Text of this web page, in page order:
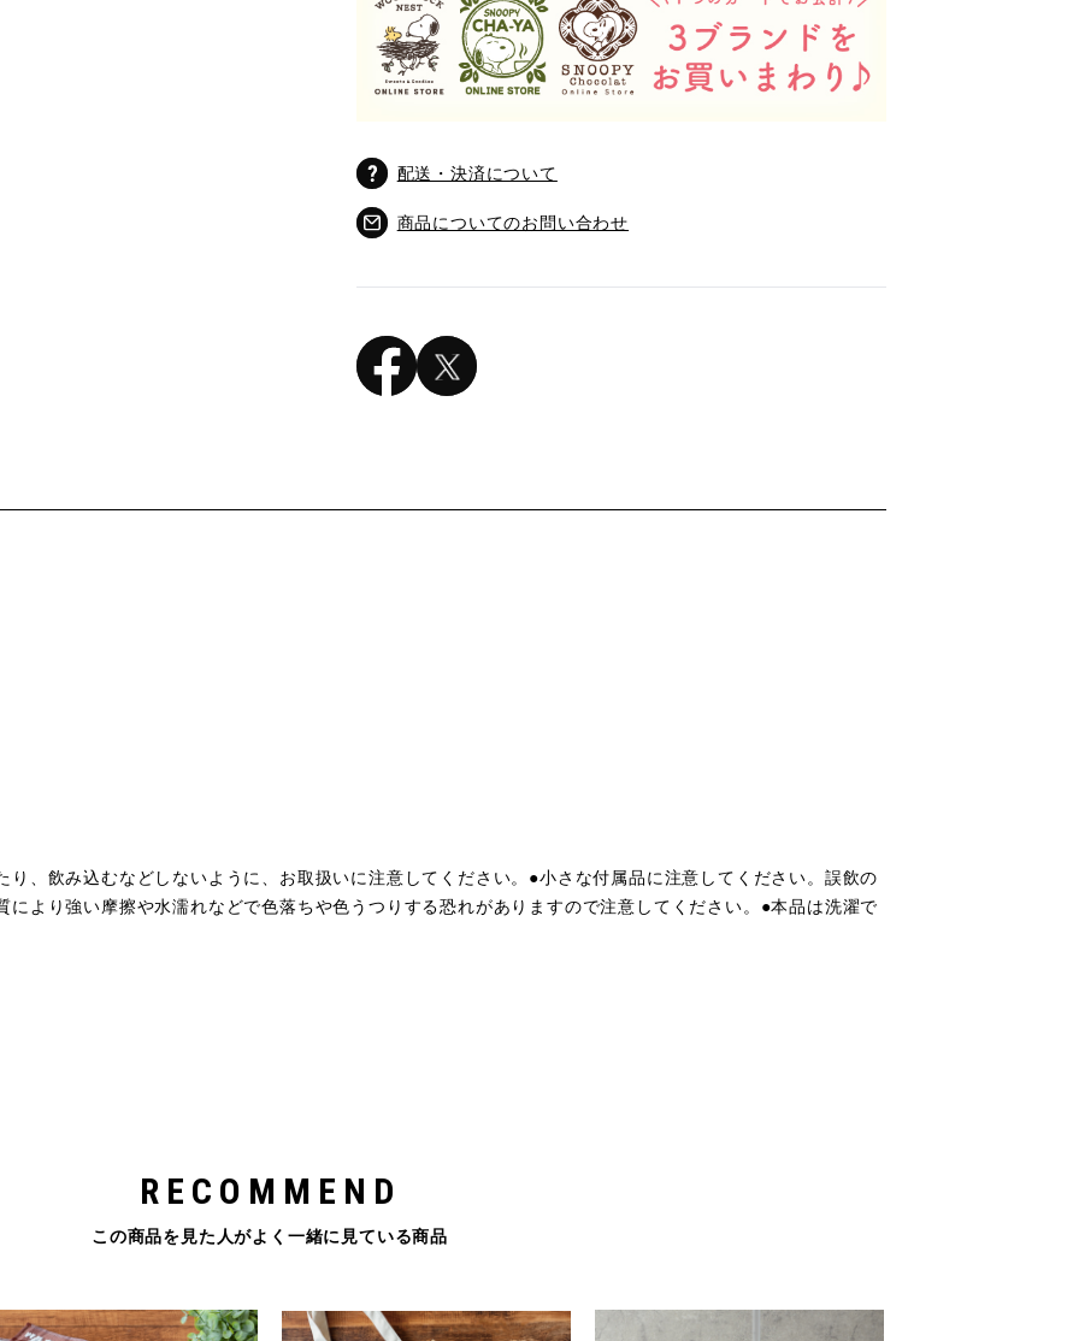
配送・決済について
商品についてのお問い合わせ
、飲み込むなどしないように、お取扱いに注意してください。●小さな付属品に注意してください。誤飲の
より強い摩擦や水濡れなどで色落ちや色うつりする恐れがありますので注意してください。●本品は洗濯で
RECOMMEND
この商品を見た人がよく一緒に見ている商品